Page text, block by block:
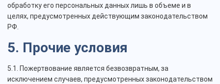
обработку его персональных данных лишь в объеме и в
целях, предусмотренных действующим законодательством
РФ.
5. Прочие условия
5.1. Пожертвование является безвозвратным, за
исключением случаев, предусмотренных законодательством